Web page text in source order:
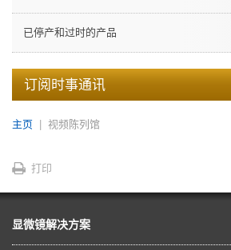
已停产和过时的产品
订阅时事通讯
主页 视频陈列馆
打印
显微镜解决方案